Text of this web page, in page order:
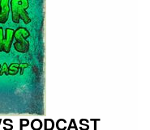
#horreur
PODCAST